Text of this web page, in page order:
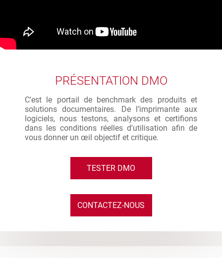
PRÉSENTATION DMO
C'est le portail de benchmark des produits et
solutions documentaires. De l’imprimante aux
logiciels, nous testons, analysons et certifions
dans les conditions réelles d'utilisation afin de
vous donner un œil objectif et critique.
TESTER DMO
CONTACTEZ-NOUS